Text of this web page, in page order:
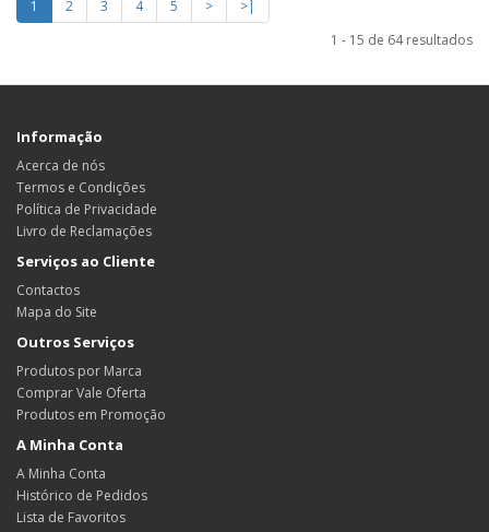
1 2 3 4 5 >
>|
1 - 15 de 64 resultados
Informação
Acerca de nós
Termos e Condições
Política de Privacidade
Livro de Reclamações
Serviços ao Cliente
Contactos
Mapa do Site
Outros Serviços
Produtos por Marca
Comprar Vale Oferta
Produtos em Promoção
A Minha Conta
A Minha Conta
Histórico de Pedidos
Lista de Favoritos